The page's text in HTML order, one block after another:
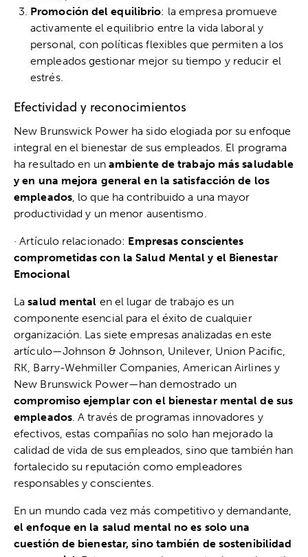
Promoción del equilibrio: la empresa promueve
activamente el equilibrio entre la vida laboral y
personal, con políticas flexibles que permiten a los
empleados gestionar mejor su tiempo y reducir el
estrés.
Efectividad y reconocimientos
New Brunswick Power ha sido elogiada por su enfoque
integral en el bienestar de sus empleados. El programa
ha resultado en un ambiente de trabajo más saludable
y en una mejora general en la satisfacción de los
empleados, lo que ha contribuido a una mayor
productividad y un menor ausentismo.
· Artículo relacionado: Empresas conscientes
comprometidas con la Salud Mental y el Bienestar
Emocional
Lasalud mental en el lugar de trabajo es un
componente esencial para el éxito de cualquier
organización. Las siete empresas analizadas en este
artículo—Johnson & Johnson, Unilever, Union Pacific,
RK, Barry-Wehmiller Companies, American Airlines y
New Brunswick Power—han demostrado un
compromiso ejemplar con el bienestar mental de sus
empleados. A través de programas innovadores y
efectivos, estas compañías no solo han mejorado la
calidad de vida de sus empleados, sino que también han
fortalecido su reputación como empleadores
responsables y conscientes.
En un mundo cada vez más competitivo y demandante,
el enfoque en la salud mental no es solo una
cuestión de bienestar, sino también de sostenibilidad